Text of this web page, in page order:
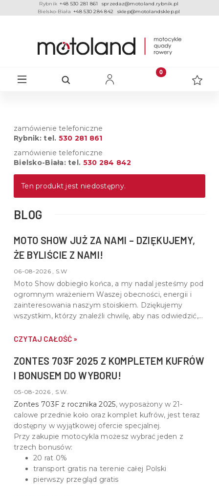
Rybnik +48 530 281 861
sprzedaz@motoland.rybnik.pl
Bielsko-Biała +48 530 284 842 sklep@motolandsklep.pl
zamówienie telefoniczne
Rybnik: tel. 530 281 861
zamówienie telefoniczne
Bielsko-Biała: tel. 530 284 842
Ten produkt jest niedostępny.
BLOG
MOTO SHOW JUŻ ZA NAMI – DZIĘKUJEMY,
ŻE BYLIŚCIE Z NAMI!
06-08-2026 , S.W
Moto Show dobiegło końca, a my nadal jesteśmy pod
ogromnym wrażeniem Waszej obecności, energii i
zainteresowania naszym stoiskiem. Dziękujemy
wszystkim, którzy znaleźli chwilę, aby nas odwiedzić,
do motoryzacji.
CZYTAJ CAŁOŚĆ »
ZONTES 703F 2025 Z KOMPLETEM KUFRÓW
I BONUSEM DO WYBORU!
05-08-2026 , S.W.
Zontes 703F z rocznika 2025, wyposażony w 21-
calowe przednie koło oraz komplet kufrów, jest teraz
dostępny w wyjątkowej ofercie specjalnej.
Przy zakupie motocykla możesz wybrać jeden z
trzech bonusów:
20 rat 0%
transport gratis na terenie całej Polski
pierwszy przegląd gratis